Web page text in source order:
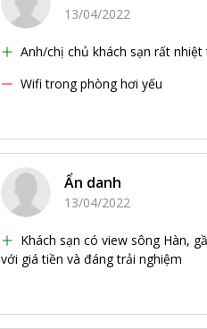
13/04/2022
Anh/chị chủ khách sạn rất
Wifi trong phòng hơi yếu
Ẩn danh
13/04/2022
Khách sạn có view sông Hàn,
với giá tiền và đáng trải nghiệm